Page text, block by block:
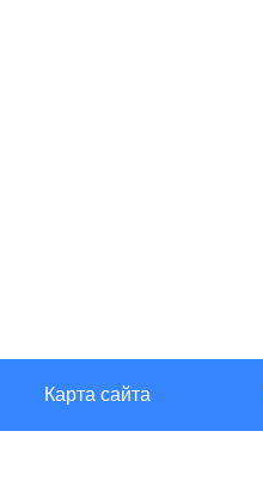
Карта сайта